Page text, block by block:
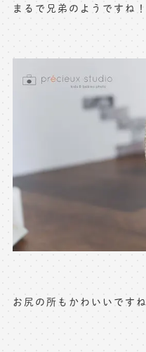
まるで兄弟のようですね！
お尻の所もかわいいです